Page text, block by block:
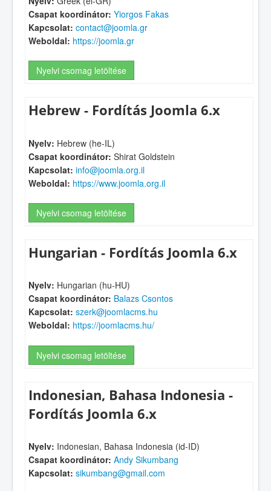
Csapat koordinátor: Yiorgos Fakas
Kapcsolat: contact@joomla.gr
Weboldal: https://joomla.gr
Nyelvi csomag letöltése
Hebrew - Fordítás Joomla 6.x
Nyelv: Hebrew (he-IL)
Csapat koordinátor: Shirat Goldstein
Kapcsolat: info@joomla.org.il
Weboldal: https://www.joomla.org.il
Nyelvi csomag letöltése
Hungarian - Fordítás Joomla 6.x
Nyelv: Hungarian (hu-HU)
Csapat koordinátor: Balazs Csontos
Kapcsolat: szerk@joomlacms.hu
Weboldal: https://joomlacms.hu/
Nyelvi csomag letöltése
Indonesian, Bahasa Indonesia -
Fordítás Joomla 6.x
Nyelv: Indonesian, Bahasa Indonesia (id-ID)
Csapat koordinátor: Andy Sikumbang
Kapcsolat: sikumbang@gmail.com